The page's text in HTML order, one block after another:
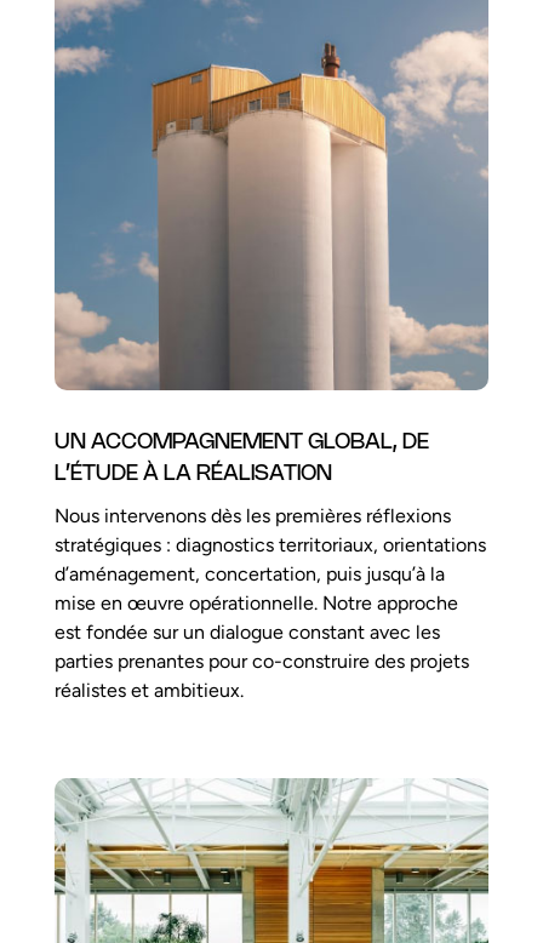
UN ACCOMPAGNEMENT GLOBAL, DE
L’ÉTUDE À LA RÉALISATION
Nous intervenons dès les premières réflexions
stratégiques : diagnostics territoriaux, orientations
d’aménagement, concertation, puis jusqu’à la
mise en œuvre opérationnelle. Notre approche
est fondée sur un dialogue constant avec les
parties prenantes pour co-construire des projets
réalistes et ambitieux.